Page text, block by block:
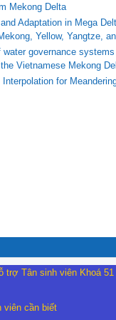
Mekong Delta
Adaptation in Mega
Yellow, Yangtze,
water governance
Vietnamese Mekong
for
trợ Tân sinh viên Khoá
viên cần biết